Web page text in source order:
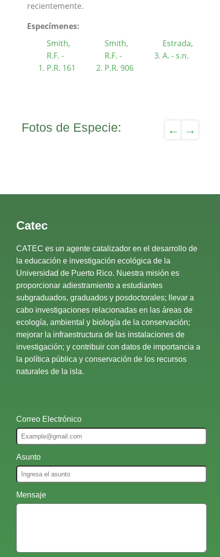
recientemente.
Especímenes:
Smith,
R.F. -
P.R. 161
Smith,
R.F. -
P.R. 906
Estrada,
A. - s.n.
Fotos de Especie:
Catec
CATEC es un agente catalizador en el desarrollo de
la educación e investigación ecológica de la
Universidad de Puerto Rico. Nuestra misión es
proporcionar adiestramiento a estudiantes
subgraduados, graduados y posdoctorales; llevar a
cabo investigaciones relacionadas en las áreas de
ecología, ambiental y biología de la conservación;
mejorar la infraestructura de las instalaciones de
investigación; y contribuir con datos de importancia a
la política pública y conservación de los recursos
naturales de la isla.
Correo Electrónico
Asunto
Mensaje